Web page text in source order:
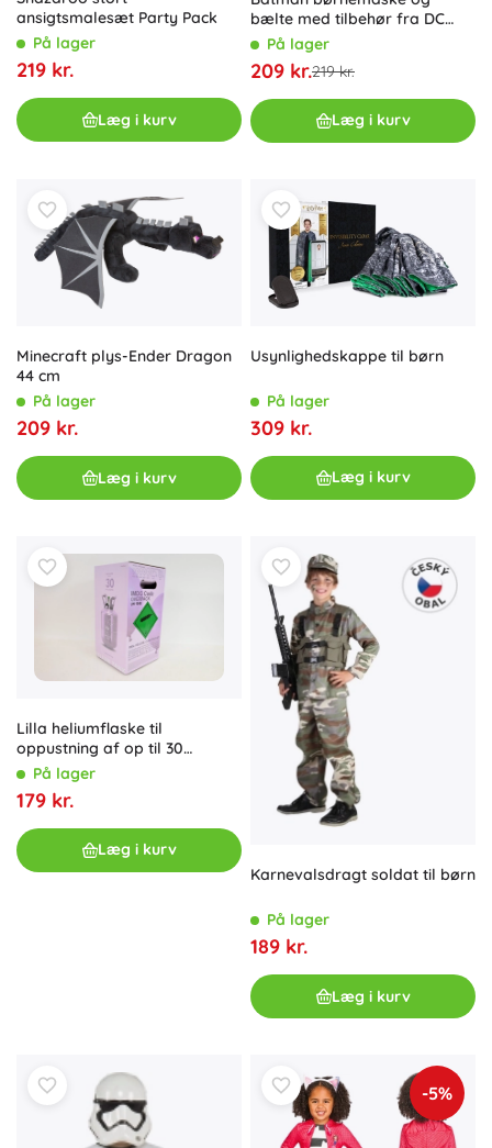
ansigtsmalesæt Party Pack
På lager
219 kr.
Læg i kurv
bælte med tilbehør fra DC
Comics
På lager
209 kr.219 kr.
Læg i kurv
Minecraft plys-Ender Dragon
44 cm
På lager
209 kr.
Læg i kurv
Usynlighedskappe til børn
På lager
309 kr.
Læg i kurv
Lilla heliumflaske til
oppustning af op til 30
balloner
På lager
179 kr.
Læg i kurv
Karnevalsdragt soldat til børn
På lager
189 kr.
Læg i kurv
-5%